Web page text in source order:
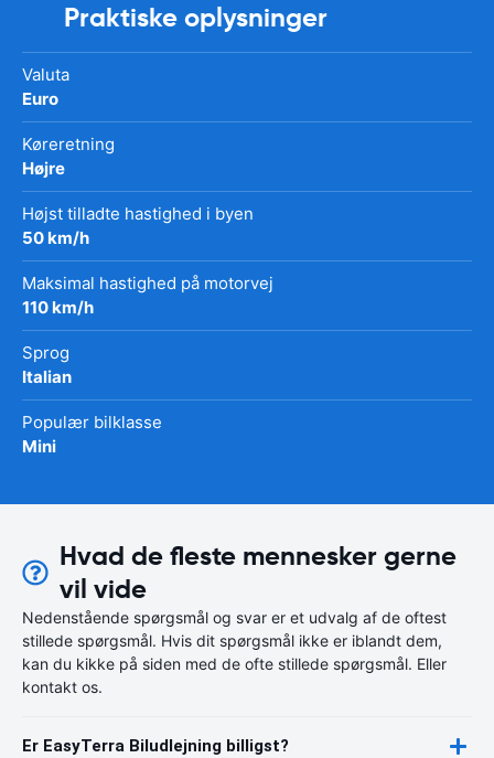
Praktiske oplysninger
Valuta
Euro
Køreretning
Højre
Højst tilladte hastighed i byen
50 km/h
Maksimal hastighed på motorvej
110 km/h
Sprog
Italian
Populær bilklasse
Mini
Hvad de fleste mennesker gerne
vil vide
Nedenstående spørgsmål og svar er et udvalg af de oftest
stillede spørgsmål. Hvis dit spørgsmål ikke er iblandt dem,
kan du kikke på siden med de ofte stillede spørgsmål. Eller
kontakt os.
Er EasyTerra Biludlejning billigst?